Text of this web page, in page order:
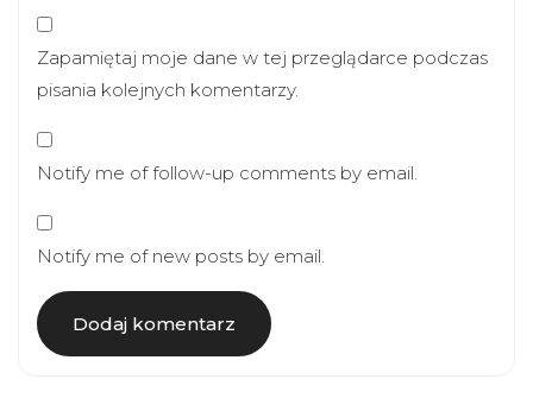
Zapamiętaj moje dane w tej przeglądarce podczas
pisania kolejnych komentarzy.
Notify me of follow-up comments by email.
Notify me of new posts by email.